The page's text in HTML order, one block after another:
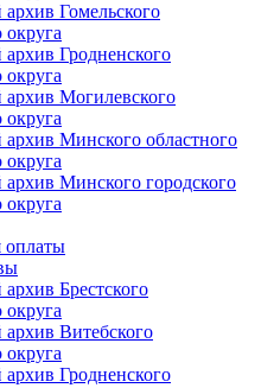
Гомельского
округа
Гродненского
округа
Могилевского
округа
Минского областного
округа
Минского городского
округа
оплаты
Брестского
округа
Витебского
округа
Гродненского